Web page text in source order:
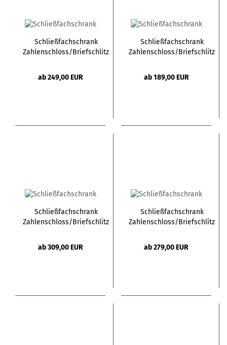
Schließfachschrank
Zahlenschloss/Briefschlitz
ab 249,00 EUR
Schließfachschrank
Zahlenschloss/Briefschlitz
ab 189,00 EUR
Schließfachschrank
Zahlenschloss/Briefschlitz
ab 309,00 EUR
Schließfachschrank
Zahlenschloss/Briefschlitz
ab 279,00 EUR